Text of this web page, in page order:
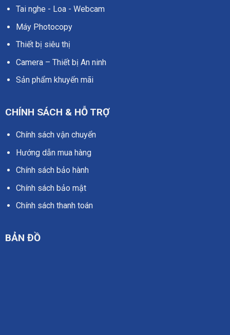
Tai nghe - Loa - Webcam
Máy Photocopy
Thiết bị siêu thị
Camera – Thiết bị An ninh
Sản phẩm khuyến mãi
CHÍNH SÁCH & HỖ TRỢ
Chính sách vận chuyển
Hướng dẫn mua hàng
Chính sách bảo hành
Chính sách bảo mật
Chính sách thanh toán
BẢN ĐỒ